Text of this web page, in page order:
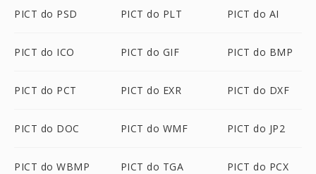
PICT do PSD PICT do PLT PICT do AI
PICT do ICO PICT do GIF PICT do BMP
PICT do PCT PICT do EXR PICT do DXF
PICT do DOC PICT do WMF PICT do JP2
PICT do WBMP PICT do TGA PICT do PCX